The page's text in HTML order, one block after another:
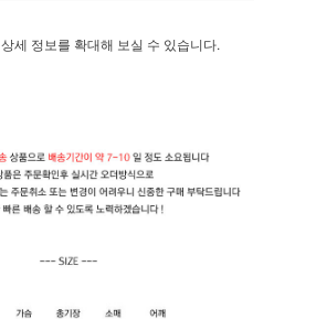
상세 정보를 확대해 보실 수 있습니다.